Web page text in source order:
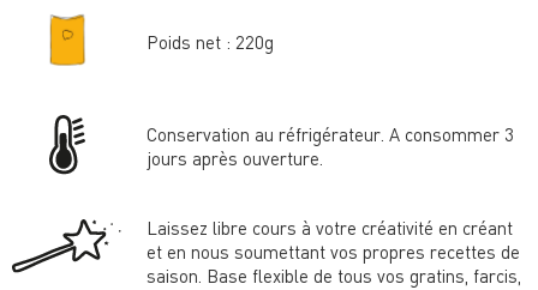
Poids net : 220g
Conservation au réfrigérateur. A consommer 3
jours après ouverture.
Laissez libre cours à votre créativité en créant
et en nous soumettant vos propres recettes de
saison. Base flexible de tous vos gratins, farcis,